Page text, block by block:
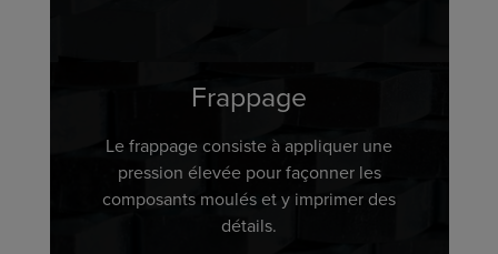
Frappage
Le frappage consiste à appliquer une
pression élevée pour façonner les
composants moulés et y imprimer des
détails.